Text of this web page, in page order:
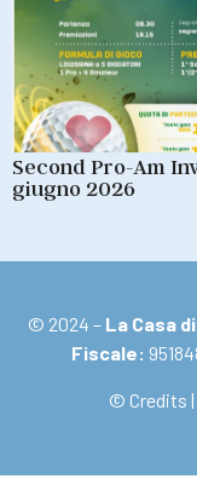
Second Pro-Am
giugno 2026
© 2024 – La Casa
Fiscale:
© Credits |